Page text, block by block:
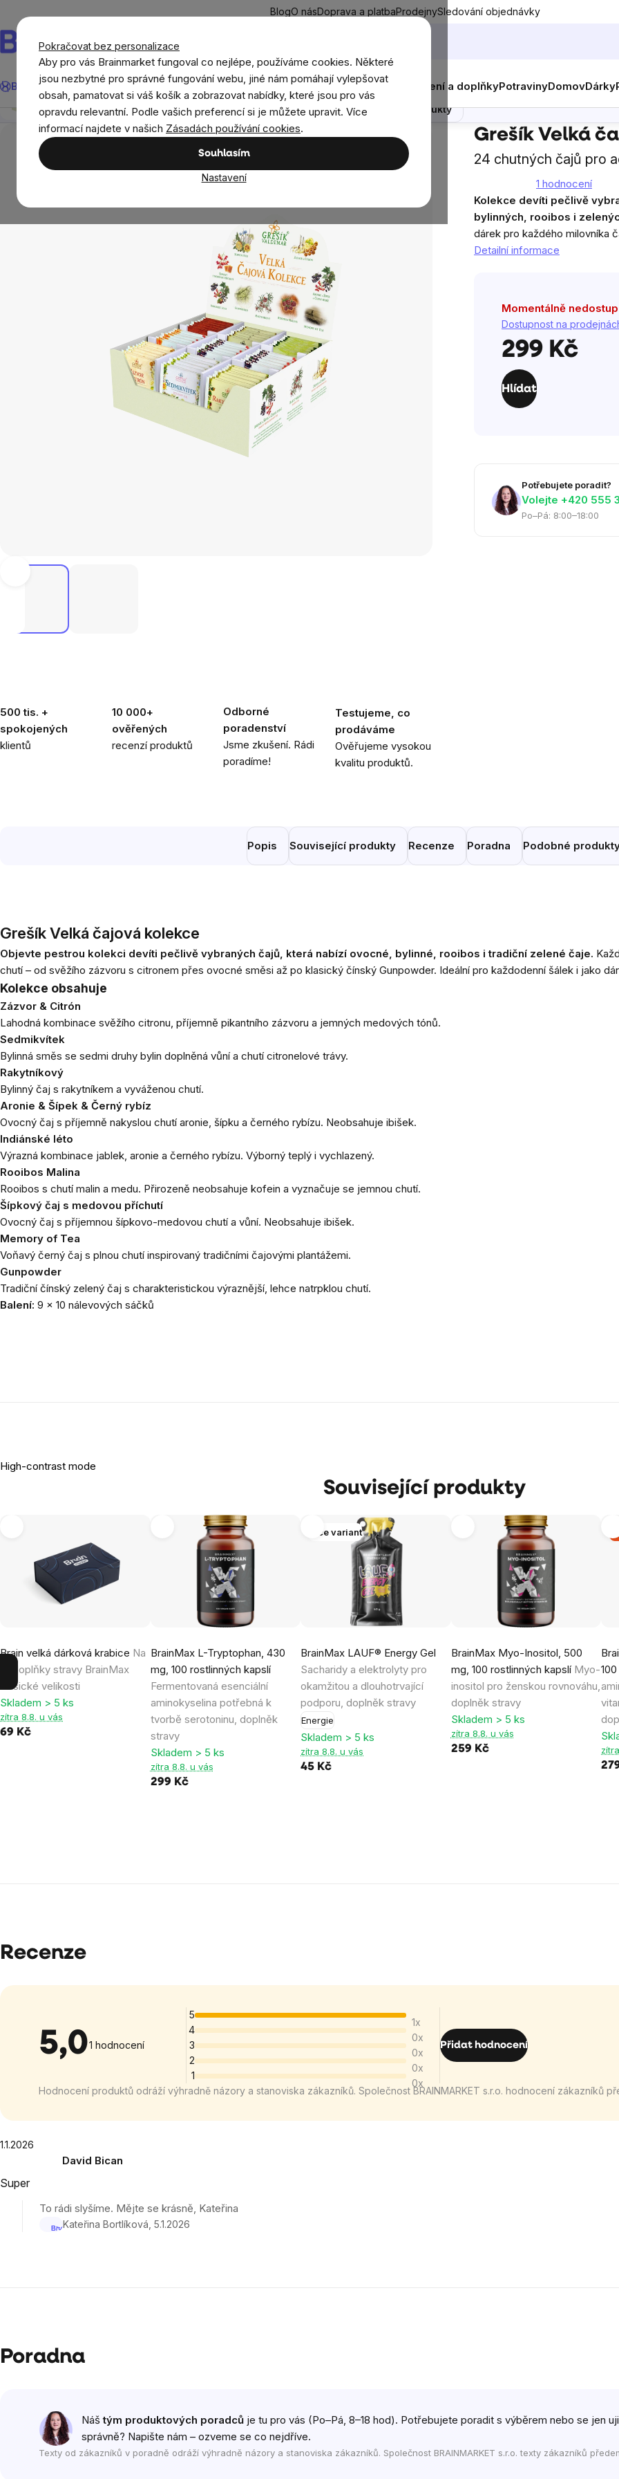
Pokračovat bez personalizace
Aby pro vás Brainmarket fungoval co nejlépe, používáme cookies. Některé
jsou nezbytné pro správné fungování webu, jiné nám pomáhají vylepšovat
obsah, pamatovat si váš košík a zobrazovat nabídky, které jsou pro vás
opravdu relevantní. Podle vašich preferencí si je můžete upravit. Více
informací najdete v našich Zásadách používání cookies.
Souhlasím
Nastavení
obsah
BlogO násDoprava a platbaProdejnySledování objednávky
Hledat
BrainMax®
Léto Ušetři CíleDoplňky stravy a výživaNovinkyMužiŽenyDěti Oblečení a doplňkyPotravinyDomovDárky
Potraviny Nápoje Čaje Bylinné směsi Grešík Velká čajová kolekce
Grešík Velká
24 chutných čajů pro
hodnocení
produktu
je
5,0
hvězdiček.
1 hodnocení
500 tis. +
spokojených
klientů
10 000+
ověřených
recenzí produktů
Odborné
poradenství
Jsme zkušení. Rádi
poradíme!
Testujeme, co
prodáváme
Ověřujeme vysokou
kvalitu produktů.
Kolekce devíti pečlivě
bylinných, rooibos i
dárek pro každého milovníka
Detailní informace
Momentálně
Dostupnost na
299 Kč
Hlídat
Potřebujete poradit?
Volejte ‭+420 555
Po–Pá: 8:00–18:00
Popis Související produkty Recenze Poradna Podobné
Grešík Velká čajová kolekce
Přehled Popis Související produkty Recenze Poradna Podobné produkty
Grešík Velká čajová kolekce
Objevte pestrou kolekci devíti pečlivě vybraných čajů, která nabízí ovocné, bylinné, rooibos i tradiční zelené čaje.
chutí – od svěžího zázvoru s citronem přes ovocné směsi až po klasický čínský Gunpowder. Ideální pro každodenní šálek i jako
Kolekce obsahuje
Zázvor & Citrón
Lahodná kombinace svěžího citronu, příjemně pikantního zázvoru a jemných medových tónů.
Sedmikvítek
Bylinná směs se sedmi druhy bylin doplněná vůní a chutí citronelové trávy.
Rakytníkový
Bylinný čaj s rakytníkem a vyváženou chutí.
Aronie & Šípek & Černý rybíz
Ovocný čaj s příjemně nakyslou chutí aronie, šípku a černého rybízu. Neobsahuje ibišek.
Indiánské léto
Výrazná kombinace jablek, aronie a černého rybízu. Výborný teplý i vychlazený.
Rooibos Malina
Rooibos s chutí malin a medu. Přirozeně neobsahuje kofein a vyznačuje se jemnou chutí.
Šípkový čaj s medovou příchutí
Ovocný čaj s příjemnou šípkovo-medovou chutí a vůní. Neobsahuje ibišek.
Memory of Tea
Voňavý černý čaj s plnou chutí inspirovaný tradičními čajovými plantážemi.
Gunpowder
Tradiční čínský zelený čaj s charakteristickou výraznější, lehce natrpklou chutí.
Balení: 9 × 10 nálevových sáčků
High-contrast mode
Související produkty
Brain velká dárková krabice Na
tři doplňky stravy BrainMax
klasické velikosti
Skladem > 5 ks
zítra 8.8. u vás
69 Kč
BrainMax L-Tryptophan, 430
mg, 100 rostlinných kapslí
Fermentovaná esenciální
aminokyselina potřebná k
tvorbě serotoninu, doplněk
stravy
Skladem > 5 ks
zítra 8.8. u vás
299 Kč
Více variant
BrainMax LAUF® Energy Gel
Sacharidy a elektrolyty pro
okamžitou a dlouhotrvající
podporu, doplněk stravy
Energie
Skladem > 5 ks
zítra 8.8. u vás
45 Kč
BrainMax Myo-Inositol, 500
mg, 100 rostlinných kapslí Myo-
inositol pro ženskou rovnováhu,
doplněk stravy
Skladem > 5 ks
zítra 8.8. u vás
259 Kč
Recenze
5,0Průměrné
je
hvězdiček.
1 hodnocení
5
1x
4
0x
3
0x
2
0x
1
0x
Přidat hodnocení
Hodnocení produktů odráží výhradně názory a stanoviska zákazníků. Společnost BRAINMARKET s.r.o. hodnocení zákazníků
Výpis
hodnoceníDavid Bican
produktu
1.1.2026
Super
Kateřina Bortlíková 5.1.2026
To rádi slyšíme. Mějte se krásně, Kateřina
Poradna
Náštým produktových poradců je tu pro vás (Po–Pá, 8–18 hod). Potřebujete poradit s výběrem nebo se jen
správně? Napište nám – ozveme se co nejdříve.
Texty od zákazníků v poradně odráží výhradně názory a stanoviska zákazníků. Společnost BRAINMARKET s.r.o. texty zákazníků